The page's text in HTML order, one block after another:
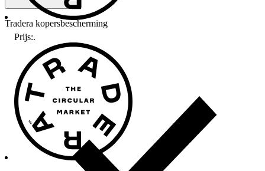
Tradera kopersbescherming
Prijs:.